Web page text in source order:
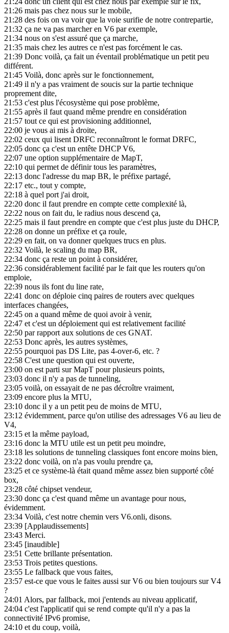
21:26 mais pas chez nous sur le mobile,
21:28 des fois on va voir que la voie surifie de notre contrepartie,
21:32 ça ne va pas marcher en V6 par exemple,
21:34 nous on s'est assuré que ça marche,
21:35 mais chez les autres ce n'est pas forcément le cas.
21:39 Donc voilà, ça fait un éventail problématique un petit peu
différent.
21:45 Voilà, donc après sur le fonctionnement,
21:49 il n'y a pas vraiment de soucis sur la partie technique
proprement dite,
21:53 c'est plus l'écosystème qui pose problème,
21:55 après il faut quand même prendre en considération
21:57 tout ce qui est provisioning additionnel,
22:00 je vous ai mis à droite,
22:02 ceux qui lisent DRFC reconnaîtront le format DRFC,
22:05 donc ça c'est un entête DHCP V6,
22:07 une option supplémentaire de MapT,
22:10 qui permet de définir tous les paramètres,
22:13 donc l'adresse du map BR, le préfixe partagé,
22:17 etc., tout y compte,
22:18 à quel port j'ai droit,
22:20 donc il faut prendre en compte cette complexité là,
22:22 nous on fait du, le radius nous descend ça,
22:25 mais il faut prendre en compte que c'est plus juste du DHCP,
22:28 on donne un préfixe et ça roule,
22:29 en fait, on va donner quelques trucs en plus.
22:32 Voilà, le scaling du map BR,
22:34 donc ça reste un point à considérer,
22:36 considérablement facilité par le fait que les routers qu'on
emploie,
22:39 nous ils font du line rate,
22:41 donc on déploie cinq paires de routers avec quelques
interfaces changées,
22:45 on a quand même de quoi avoir à venir,
22:47 et c'est un déploiement qui est relativement facilité
22:50 par rapport aux solutions de ces GNAT.
22:53 Donc après, les autres systèmes,
22:55 pourquoi pas DS Lite, pas 4-over-6, etc. ?
22:58 C'est une question qui est ouverte,
23:00 on est parti sur MapT pour plusieurs points,
23:03 donc il n'y a pas de tunneling,
23:05 voilà, on essayait de ne pas décroître vraiment,
23:09 encore plus la MTU,
23:10 donc il y a un petit peu de moins de MTU,
23:12 évidemment, parce qu'on utilise des adressages V6 au lieu de
V4,
23:15 et la même payload,
23:16 donc la MTU utile est un petit peu moindre,
23:18 les solutions de tunneling classiques font encore moins bien,
23:22 donc voilà, on n'a pas voulu prendre ça,
23:25 et ce système-là était quand même assez bien supporté côté
box,
23:28 côté chipset vendeur,
23:30 donc ça c'est quand même un avantage pour nous,
évidemment.
23:34 Voilà, c'est notre chemin vers V6.onli, disons.
23:39 [Applaudissements]
23:43 Merci.
23:45 [inaudible]
23:51 Cette brillante présentation.
23:53 Trois petites questions.
23:55 Le fallback que vous faites,
23:57 est-ce que vous le faites aussi sur V6 ou bien toujours sur V4
?
24:01 Alors, par fallback, moi j'entends au niveau applicatif,
24:04 c'est l'applicatif qui se rend compte qu'il n'y a pas la
connectivité IPv6 promise,
24:10 et du coup, voilà,